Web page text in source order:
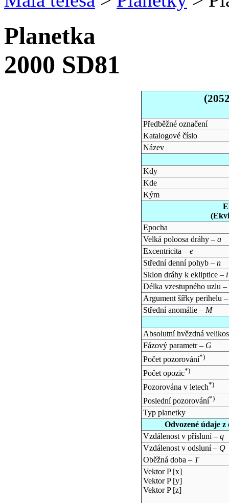
Planetka
2000 SD81
Předběžné označení
Katalogové číslo
Název
Kdy
Kde
Kým
Epocha
Velká poloosa dráhy – a
Excentricita – e
Střední denní pohyb – n
Sklon dráhy k ekliptice – i
Délka vzestupného uzlu –
Argument šířky perihelu
Střední anomálie – M
Absolutní hvězdná
Fázový parametr – G
Počet pozorování*)
Počet opozic*)
Pozorována v letech*)
Poslední pozorování*)
Typ planetky
Odvozené údaje
Vzdálenost v přísluní – q
Vzdálenost v odsluní – Q
Oběžná doba – T
Vektor P [x]
Vektor P [y]
Vektor P [z]